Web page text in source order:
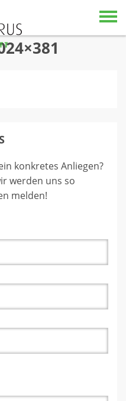
konkretes Anliegen?
werden uns so
melden!